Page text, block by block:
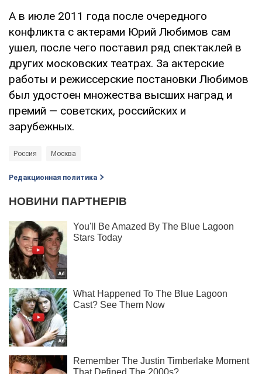
А в июле 2011 года после очередного
конфликта с актерами Юрий Любимов сам
ушел, после чего поставил ряд спектаклей в
других московских театрах. За актерские
работы и режиссерские постановки Любимов
был удостоен множества высших наград и
премий — советских, российских и
зарубежных.
Россия Москва
Редакционная политика